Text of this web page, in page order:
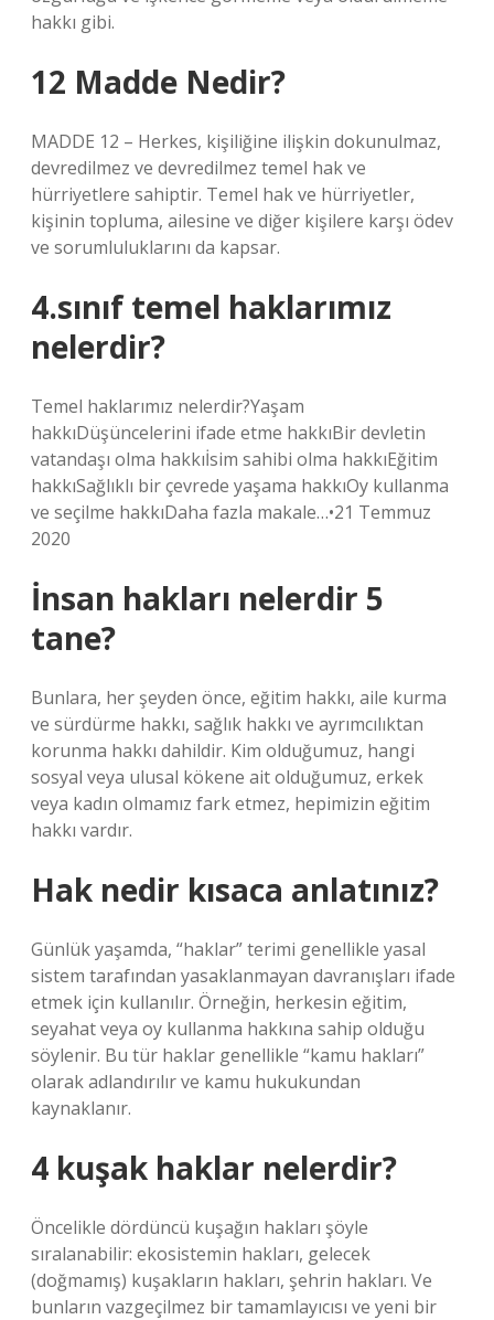
hakkı gibi.
12 Madde Nedir?
MADDE 12 – Herkes, kişiliğine ilişkin dokunulmaz,
devredilmez ve devredilmez temel hak ve
hürriyetlere sahiptir. Temel hak ve hürriyetler,
kişinin topluma, ailesine ve diğer kişilere karşı ödev
ve sorumluluklarını da kapsar.
4.sınıf temel haklarımız
nelerdir?
Temel haklarımız nelerdir?Yaşam
hakkıDüşüncelerini ifade etme hakkıBir devletin
vatandaşı olma hakkıİsim sahibi olma hakkıEğitim
hakkıSağlıklı bir çevrede yaşama hakkıOy kullanma
ve seçilme hakkıDaha fazla makale…•21 Temmuz
2020
İnsan hakları nelerdir 5
tane?
Bunlara, her şeyden önce, eğitim hakkı, aile kurma
ve sürdürme hakkı, sağlık hakkı ve ayrımcılıktan
korunma hakkı dahildir. Kim olduğumuz, hangi
sosyal veya ulusal kökene ait olduğumuz, erkek
veya kadın olmamız fark etmez, hepimizin eğitim
hakkı vardır.
Hak nedir kısaca anlatınız?
Günlük yaşamda, “haklar” terimi genellikle yasal
sistem tarafından yasaklanmayan davranışları ifade
etmek için kullanılır. Örneğin, herkesin eğitim,
seyahat veya oy kullanma hakkına sahip olduğu
söylenir. Bu tür haklar genellikle “kamu hakları”
olarak adlandırılır ve kamu hukukundan
kaynaklanır.
4 kuşak haklar nelerdir?
Öncelikle dördüncü kuşağın hakları şöyle
sıralanabilir: ekosistemin hakları, gelecek
(doğmamış) kuşakların hakları, şehrin hakları. Ve
bunların vazgeçilmez bir tamamlayıcısı ve yeni bir